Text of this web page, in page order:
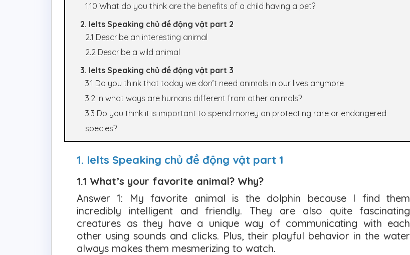
1.10 What do you think are the benefits of a child having a pet?
2. Ielts Speaking chủ đề động vật part 2
2.1 Describe an interesting animal
2.2 Describe a wild animal
3. Ielts Speaking chủ đề động vật part 3
3.1 Do you think that today we don’t need animals in our lives anymore
3.2 In what ways are humans different from other animals?
3.3 Do you think it is important to spend money on protecting rare or endangered
species?
1. Ielts Speaking chủ đề động vật part 1
1.1 What’s your favorite animal? Why?
Answer 1: My favorite animal is the dolphin because I find them
incredibly intelligent and friendly. They are also quite fascinating
creatures as they have a unique way of communicating with each
other using sounds and clicks. Plus, their playful behavior in the water
always makes them mesmerizing to watch.